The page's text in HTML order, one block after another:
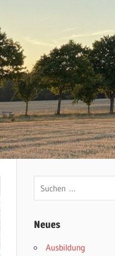
Suchen
nach:
Neues
Ausbildung